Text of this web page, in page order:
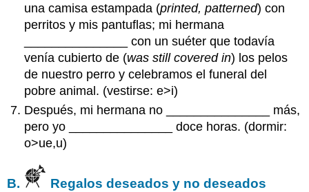
una camisa estampada (printed, patterned) con
perritos y mis pantuflas; mi hermana
_______________ con un suéter que todavía
venía cubierto de (was still covered in) los pelos
de nuestro perro y celebramos el funeral del
pobre animal. (vestirse: e>i)
Después, mi hermana no _______________ más,
pero yo _______________ doce horas. (dormir:
o>ue,u)
B. Regalos deseados y no deseados